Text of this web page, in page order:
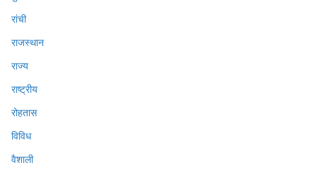
रांची
राजस्थान
राज्य
राष्ट्रीय
रोहतास
विविध
वैशाली